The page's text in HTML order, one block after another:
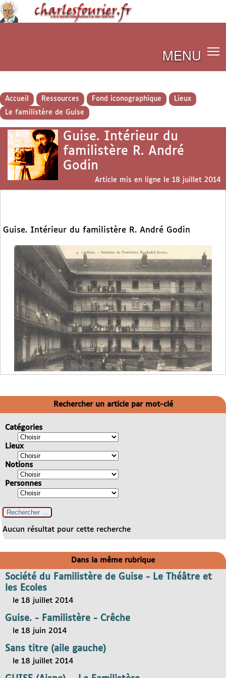
MENU
Accueil Ressources Fond iconographique
Lieux
Le familistère de Guise
Guise. Intérieur du
familistère R. André
Godin
Article mis en ligne le 18 juillet 2014
Guise. Intérieur du familistère R. André Godin
Rechercher un article par mot-clé
Catégories
Lieux
Notions
Personnes
Aucun résultat pour cette recherche
Dans la même rubrique
Société du Familistère de Guise - Le Théâtre et
les Ecoles
le 18 juillet 2014
Guise. - Familistère - Crêche
le 18 juin 2014
Sans titre (aile gauche)
le 18 juillet 2014